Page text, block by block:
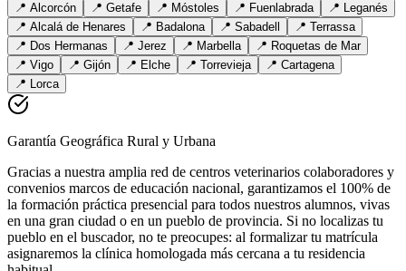
📍 Alcorcón 📍 Getafe 📍 Móstoles 📍 Fuenlabrada 📍 Leganés
📍 Alcalá de Henares 📍 Badalona 📍 Sabadell 📍 Terrassa
📍 Dos Hermanas 📍 Jerez 📍 Marbella 📍 Roquetas de Mar
📍 Vigo 📍 Gijón 📍 Elche 📍 Torrevieja 📍 Cartagena
📍 Lorca
Garantía Geográfica Rural y Urbana
Gracias a nuestra amplia red de centros veterinarios colaboradores y
convenios marcos de educación nacional, garantizamos el 100% de
la formación práctica presencial para todos nuestros alumnos, vivas
en una gran ciudad o en un pueblo de provincia. Si no localizas tu
pueblo en el buscador, no te preocupes: al formalizar tu matrícula
asignaremos la clínica homologada más cercana a tu residencia